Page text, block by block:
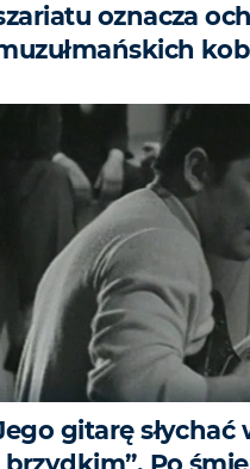
oznacza
gitarę słychać